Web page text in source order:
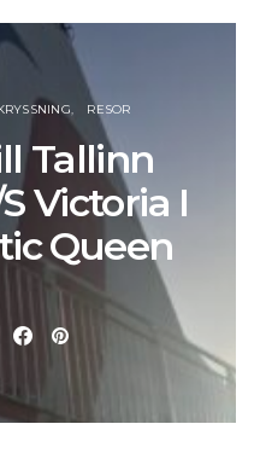
RESOR
Tallinn
Victoria I
Queen